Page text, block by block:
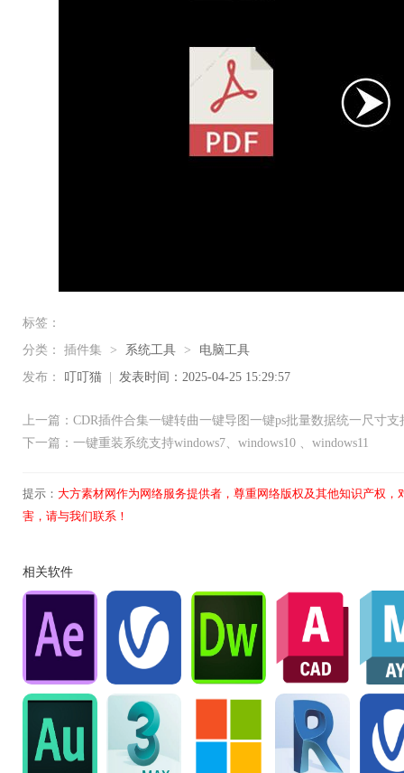
标签：
分类： 插件集 > 系统工具 >
电脑工具
发布：
叮叮猫 发表时间：2025-04-25 15:29:57
上一篇：CDR插件合集一键转曲一键导图一键ps批量数据统一尺寸支
下一篇：一键重装系统支持windows7、windows10 、windows11
提示： 大方素材网作为网络服务提供者，尊重网络版权及其他知识产权
害，请与我们联系！
相关软件